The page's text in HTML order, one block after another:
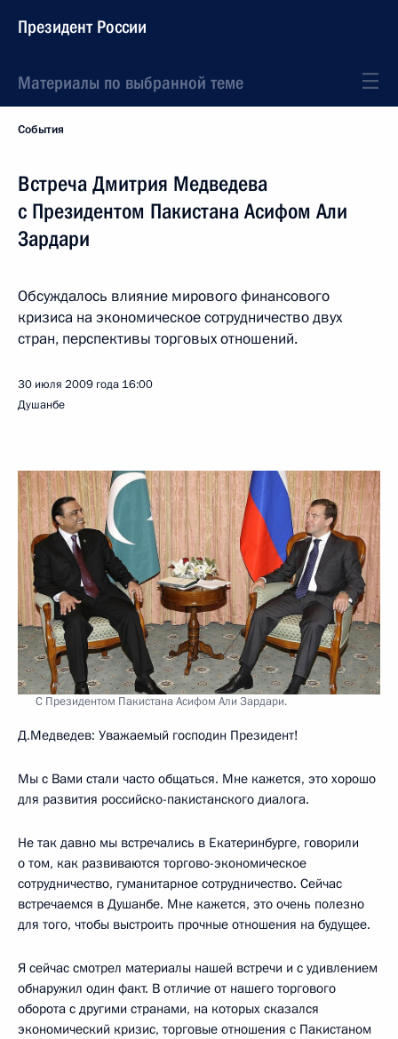
Президент России
Материалы по выбранной теме
События
Встреча Дмитрия Медведева
с Президентом Пакистана Асифом Али
Зардари
Обсуждалось влияние мирового финансового
кризиса на экономическое сотрудничество двух
стран, перспективы торговых отношений.
30 июля 2009 года 16:00
Душанбе
С Президентом Пакистана Асифом Али Зардари.
Д.Медведев: Уважаемый господин Президент!
Мы с Вами стали часто общаться. Мне кажется, это хорошо
для развития российско-пакистанского диалога.
Не так давно мы встречались в Екатеринбурге, говорили
о том, как развиваются торгово-экономическое
сотрудничество, гуманитарное сотрудничество. Сейчас
встречаемся в Душанбе. Мне кажется, это очень полезно
для того, чтобы выстроить прочные отношения на будущее.
Я сейчас смотрел материалы нашей встречи и с удивлением
обнаружил один факт. В отличие от нашего торгового
оборота с другими странами, на которых сказался
экономический кризис, торговые отношения с Пакистаном